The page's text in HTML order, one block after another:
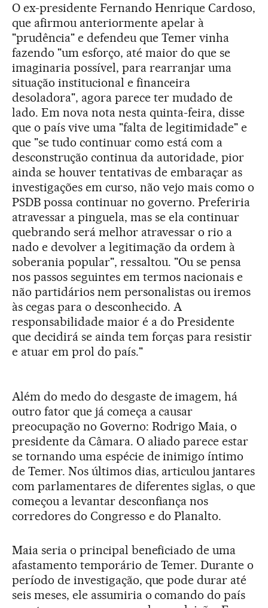
O ex-presidente Fernando Henrique Cardoso,
que afirmou anteriormente apelar à
"prudência" e defendeu que Temer vinha
fazendo "um esforço, até maior do que se
imaginaria possível, para rearranjar uma
situação institucional e financeira
desoladora", agora parece ter mudado de
lado. Em nova nota nesta quinta-feira, disse
que o país vive uma "falta de legitimidade" e
que "se tudo continuar como está com a
desconstrução continua da autoridade, pior
ainda se houver tentativas de embaraçar as
investigações em curso, não vejo mais como o
PSDB possa continuar no governo. Preferiria
atravessar a pinguela, mas se ela continuar
quebrando será melhor atravessar o rio a
nado e devolver a legitimação da ordem à
soberania popular", ressaltou. "Ou se pensa
nos passos seguintes em termos nacionais e
não partidários nem personalistas ou iremos
às cegas para o desconhecido. A
responsabilidade maior é a do Presidente
que decidirá se ainda tem forças para resistir
e atuar em prol do país."
Além do medo do desgaste de imagem, há
outro fator que já começa a causar
preocupação no Governo: Rodrigo Maia, o
presidente da Câmara. O aliado parece estar
se tornando uma espécie de inimigo íntimo
de Temer. Nos últimos dias, articulou jantares
com parlamentares de diferentes siglas, o que
começou a levantar desconfiança nos
corredores do Congresso e do Planalto.
Maia seria o principal beneficiado de uma
afastamento temporário de Temer. Durante o
período de investigação, que pode durar até
seis meses, ele assumiria o comando do país